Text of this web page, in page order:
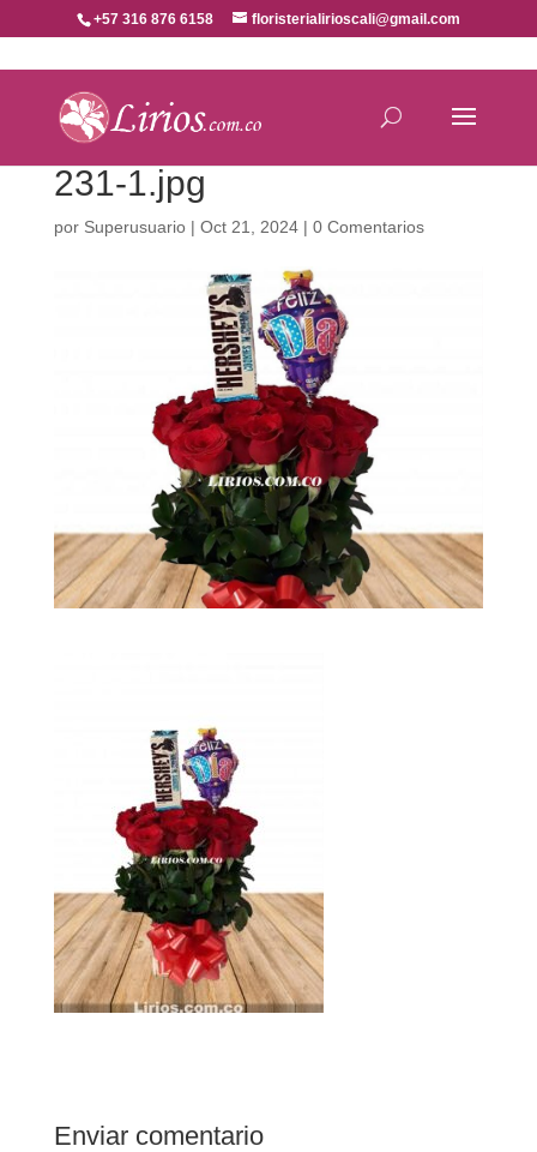
+57 316 876 6158 floristerialirioscali@gmail.com
231-1.jpg
por Superusuario| Oct 21, 2024| 0 Comentarios
Enviar comentario